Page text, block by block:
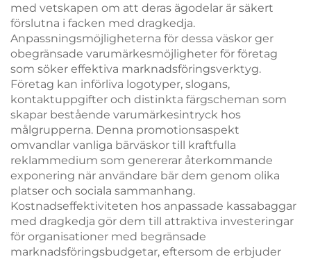
med vetskapen om att deras ägodelar är säkert
förslutna i facken med dragkedja.
Anpassningsmöjligheterna för dessa väskor ger
obegränsade varumärkesmöjligheter för företag
som söker effektiva marknadsföringsverktyg.
Företag kan införliva logotyper, slogans,
kontaktuppgifter och distinkta färgscheman som
skapar bestående varumärkesintryck hos
målgrupperna. Denna promotionsaspekt
omvandlar vanliga bärväskor till kraftfulla
reklammedium som genererar återkommande
exponering när användare bär dem genom olika
platser och sociala sammanhang.
Kostnadseffektiviteten hos anpassade kassabaggar
med dragkedja gör dem till attraktiva investeringar
för organisationer med begränsade
marknadsföringsbudgetar, eftersom de erbjuder